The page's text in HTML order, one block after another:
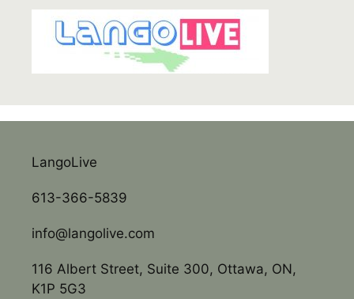
LangoLive
613-366-5839
info@langolive.com
116 Albert Street, Suite 300, Ottawa, ON,
K1P 5G3